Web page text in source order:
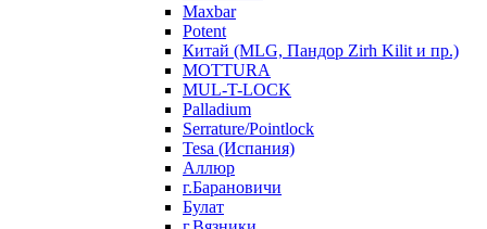
Maxbar
Potent
Китай (MLG, Пандор Zirh Kilit и пр.)
MOTTURA
MUL-T-LOCK
Palladium
Serrature/Pointlock
Tesa (Испания)
Аллюр
г.Барановичи
Булат